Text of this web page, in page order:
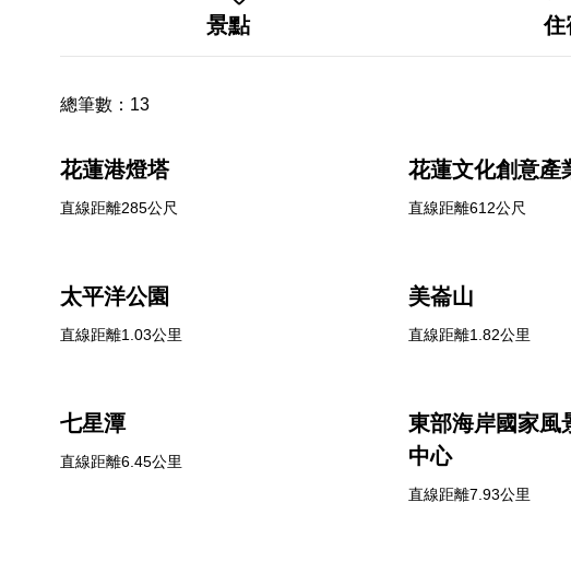
景點 住
總筆數： 13
花蓮港燈塔
直線距離285公尺
花蓮文化創意產
直線距離612公尺
太平洋公園
直線距離1.03公里
美崙山
直線距離1.82公里
七星潭
直線距離6.45公里
東部海岸國家風
中心
直線距離7.93公里